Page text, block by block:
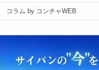
コラム by コンチャWEB